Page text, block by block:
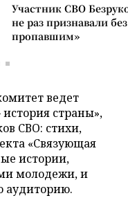
Участник СВО
не раз признавали
пропавшим»
ведет
страны»,
СВО: стихи,
«Связующая
истории,
молодежи, и
аудиторию.